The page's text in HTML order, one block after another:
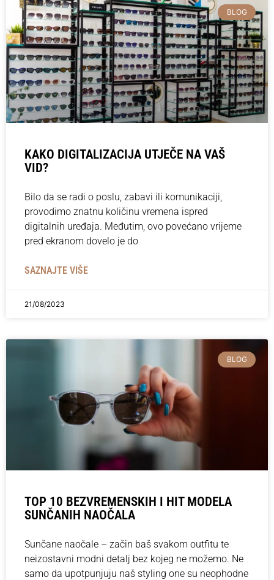
BLOG
KAKO DIGITALIZACIJA UTJEČE NA VAŠ
VID?
Bilo da se radi o poslu, zabavi ili komunikaciji,
provodimo znatnu količinu vremena ispred
digitalnih uređaja. Međutim, ovo povećano vrijeme
pred ekranom dovelo je do
SAZNAJTE VIŠE
21/08/2023
BLOG
TOP 10 BEZVREMENSKIH I HIT MODELA
SUNČANIH NAOČALA
Sunčane naočale – začin baš svakom outfitu te
neizostavni modni detalj bez kojeg ne možemo. Ne
samo da upotpunjuju naš styling one su neophodne